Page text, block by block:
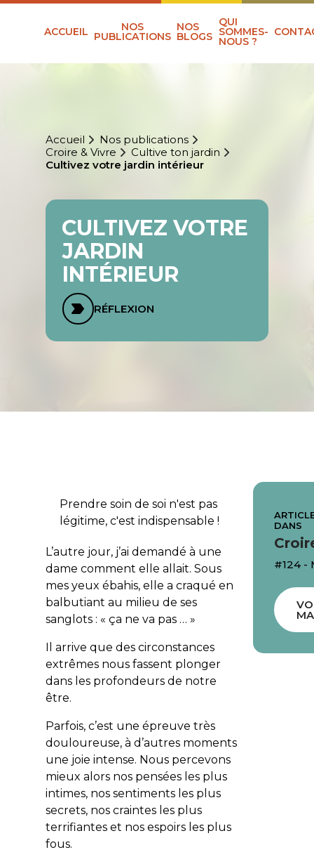
ACCUEIL NOS
PUBLICATIONS
NOS
BLOGS
QUI
SOMMES-
NOUS ?
Accueil
Nos publications
Croire & Vivre
Cultive ton jardin
Cultivez votre jardin intérieur
CULTIVEZ VOTRE
JARDIN
INTÉRIEUR
RÉFLEXION
Prendre soin de soi n'est pas
légitime, c'est indispensable !
L’autre jour, j’ai demandé à une
dame comment elle allait. Sous
mes yeux ébahis, elle a craqué en
balbutiant au milieu de ses
sanglots : « ça ne va pas … »
Il arrive que des circonstances
extrêmes nous fassent plonger
dans les profondeurs de notre
être.
Parfois, c’est une épreuve très
douloureuse, à d’autres moments
une joie intense. Nous percevons
mieux alors nos pensées les plus
intimes, nos sentiments les plus
secrets, nos craintes les plus
terrifiantes et nos espoirs les plus
fous.
DANS
#124 -